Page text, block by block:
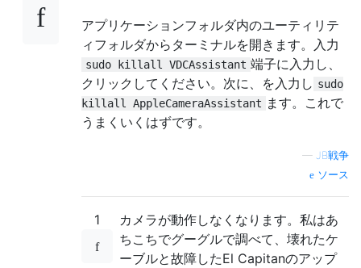
アプリケーションフォルダ内のユーティリテ
ィフォルダからターミナルを開きます。入力
sudo killall VDCAssistant 端子に入力し、
クリックしてください。次に、を入力し sudo
killall AppleCameraAssistant ます。これで
うまくいくはずです。
— JB戦争
ソース
1
カメラが動作しなくなります。私はあ
ちこちでグーグルで調べて、壊れたケ
ーブルと故障したEl Capitanのアップ